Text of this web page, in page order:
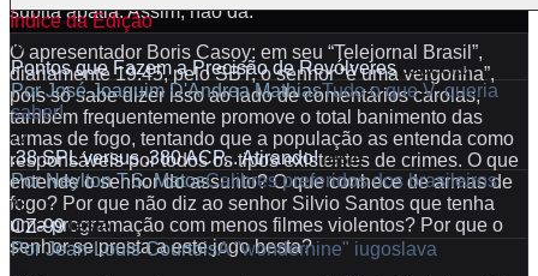
súbita apatia. Assim, não dá.
O apresentador Boris Casoy: em seu “Telejornal Brasil”,
diariamente 19:45, pelo SBT, o senhor “é uma vergonha”,
pois só sabe dizer isso ao lado de comentários carolas,
também frequentemente promove o total banimento das
armas de fogo, tentando que a população as entenda como
responsáveis por todos os tipos existentes de crimes. O que
entende o senhor do assunto? O que conhece de armas de
fogo? Por que não diz ao senhor Silvio Santos que tenha
uma programação com menos filmes violentos? Por que o
senhor se presta a este jogo besta?
Índice da Edição
16
Pontos que Fazem a Precisão de RevólveresEspecial
PorJosé Joaquim D'Andrea MathiasTudo o que V. queria
saber!
22
.38 SPL versus .380 ACP... Atirando!Teste
PorNeylton T.S. MatosCalibres preferidos dos brasileiros
28
CZ-99Teste
PorJean-Louis CourtoisA "wondernine" iugoslava